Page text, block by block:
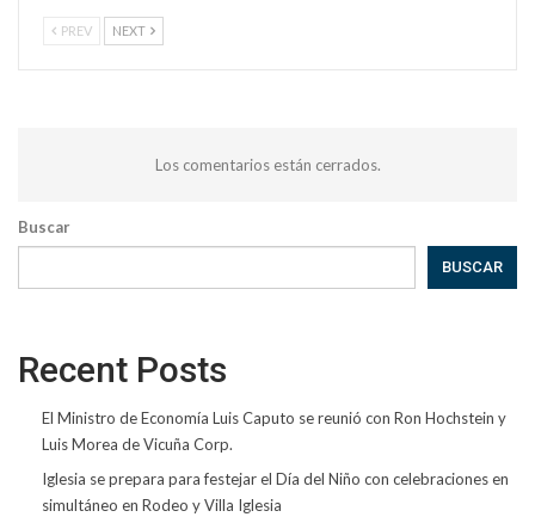
PREV NEXT
Los comentarios están cerrados.
Buscar
BUSCAR
Recent Posts
El Ministro de Economía Luis Caputo se reunió con Ron Hochstein y
Luis Morea de Vicuña Corp.
Iglesia se prepara para festejar el Día del Niño con celebraciones en
simultáneo en Rodeo y Villa Iglesia